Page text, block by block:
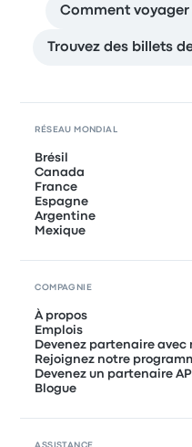
Comment voyager
Trouvez des billets
RÉSEAU MONDIAL
Brésil
Canada
France
Espagne
Argentine
Mexique
COMPAGNIE
À propos
Emplois
Devenez partenaire avec
Rejoignez notre
Devenez un partenaire API
Blogue